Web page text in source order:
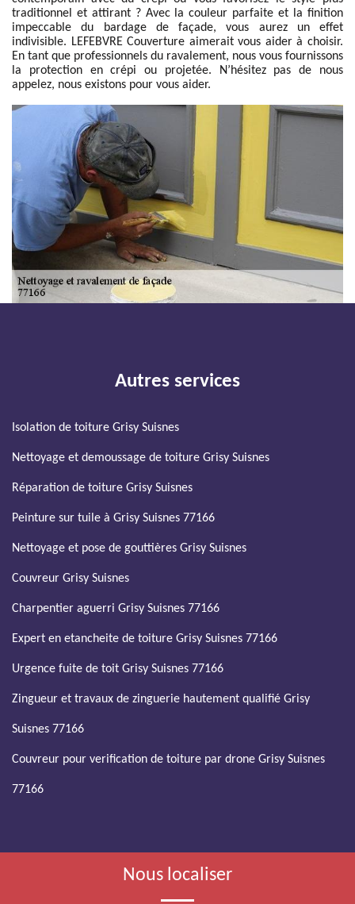
traditionnel et attirant ? Avec la couleur parfaite et la finition
impeccable du bardage de façade, vous aurez un effet
indivisible. LEFEBVRE Couverture aimerait vous aider à choisir.
En tant que professionnels du ravalement, nous vous fournissons
la protection en crépi ou projetée. N’hésitez pas de nous
appelez, nous existons pour vous aider.
Autres services
Isolation de toiture Grisy Suisnes
Nettoyage et demoussage de toiture Grisy Suisnes
Réparation de toiture Grisy Suisnes
Peinture sur tuile à Grisy Suisnes 77166
Nettoyage et pose de gouttières Grisy Suisnes
Couvreur Grisy Suisnes
Charpentier aguerri Grisy Suisnes 77166
Expert en etancheite de toiture Grisy Suisnes 77166
Urgence fuite de toit Grisy Suisnes 77166
Zingueur et travaux de zinguerie hautement qualifié Grisy
Suisnes 77166
Couvreur pour verification de toiture par drone Grisy Suisnes
77166
Nous localiser